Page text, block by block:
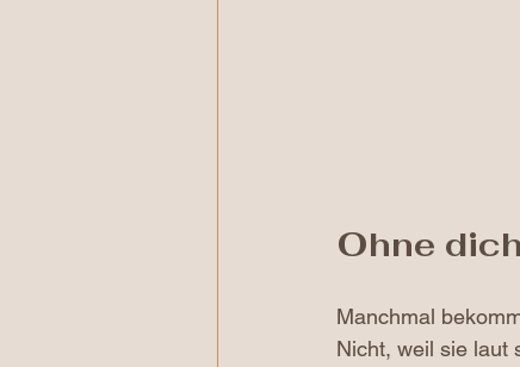
Ohne
Manchmal
Nicht, weil sie laut